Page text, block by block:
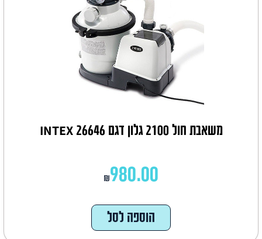
משאבת חול 2100 גלון דגם INTEX 26646
₪980.00
הוספה לסל